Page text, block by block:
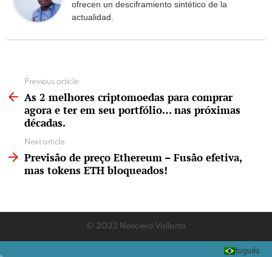
ofrecen un desciframiento sintético de la
actualidad.
more
Previous article
As 2 melhores criptomoedas para comprar
agora e ter em seu portfólio… nas próximas
décadas.
Next article
Previsão de preço Ethereum – Fusão efetiva,
mas tokens ETH bloqueados!
© 2023 Noticiero Vallarta
Português